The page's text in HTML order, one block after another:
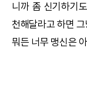
니까 좀 신기하기
천해달라고 하면
뭐든 너무 맹신은